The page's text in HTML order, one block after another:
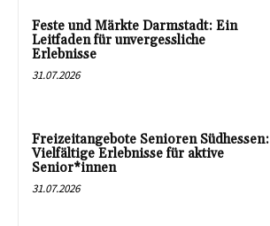
Feste und Märkte Darmstadt: Ein
Leitfaden für unvergessliche
Erlebnisse
31.07.2026
Freizeitangebote Senioren Südhessen:
Vielfältige Erlebnisse für aktive
Senior*innen
31.07.2026